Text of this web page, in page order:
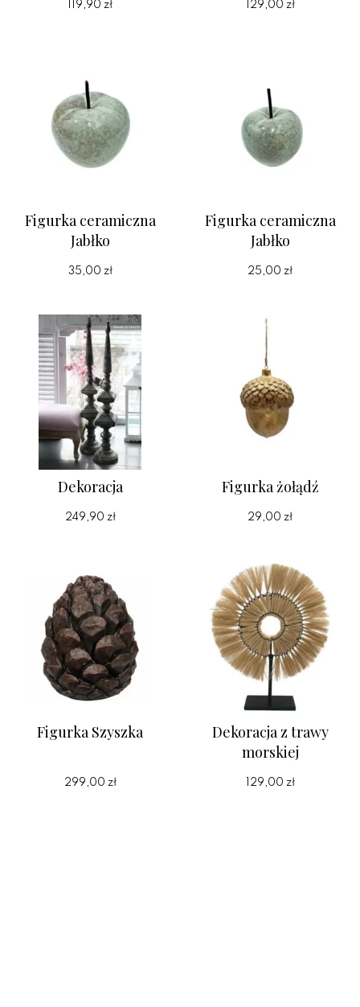
119,90 zł 129,00 zł
Figurka ceramiczna
Jabłko
35,00 zł
Figurka ceramiczna
Jabłko
25,00 zł
Dekoracja
249,90 zł
Figurka żołądź
29,00 zł
Figurka Szyszka
299,00 zł
Dekoracja z trawy
morskiej
129,00 zł